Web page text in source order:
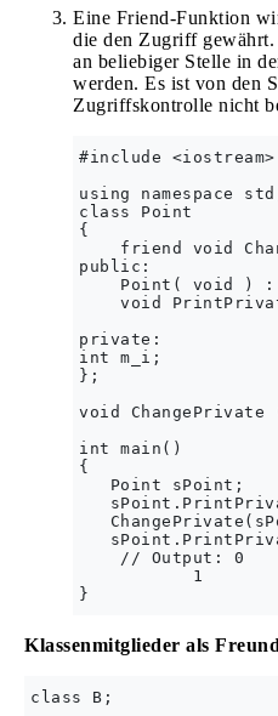
Eine Friend-Funktion
die den Zugriff
an beliebiger Stelle in
werden. Es ist von den
Zugriffskontrolle nicht
#include
using namespace
class Point
{
friend void
public:
Point( void )
void
private:
int m_i;
};
void
int main()
{
   Point sPoint;
    // Output: 0
           1
Klassenmitglieder als
class B;